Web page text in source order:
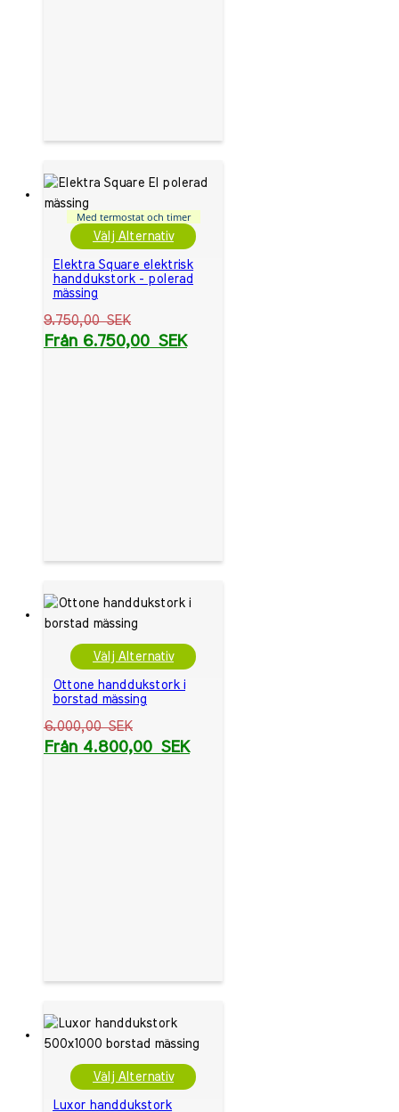
Med termostat och timer
Välj Alternativ
Elektra Square elektrisk
handdukstork - polerad
mässing
9.750,00SEK
Från 6.750,00 SEK
Välj Alternativ
Ottone handdukstork i
borstad mässing
6.000,00SEK
Från 4.800,00 SEK
Välj Alternativ
Luxor handdukstork